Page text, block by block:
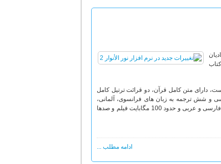
دارای متن کامل قرآن، دو قرائت ترتیل کامل
و شش ترجمه به زبان های فرانسوی، آلمانی،
ترکی، اسپانیولی، ایتالیایی و مالایی و نیز شامل 86 جلد تفسیر از تفاسیر معروف شیعه به زبان فارسی و عربی و حدود 100 مگابایت فیلم و صدها
ادامه مطلب ...